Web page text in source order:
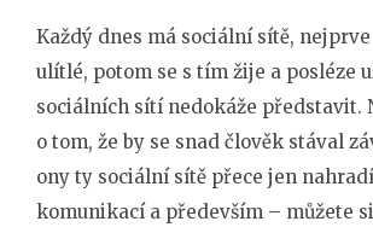
Každý dnes má sociální sítě, nejprve
ulítlé, potom se s tím žije a posléze
sociálních sítí nedokáže představit.
o tom, že by se snad člověk stával
ony ty sociální sítě přece jen
komunikací a především – můžete